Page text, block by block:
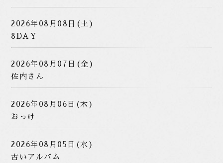
2026年08月08日(土)
8DAY
2026年08月07日(金)
佐内さん
2026年08月06日(木)
おっけ
2026年08月05日(水)
古いアルバム